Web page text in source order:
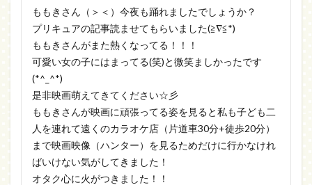
ももきさん（＞＜）今夜も踊れましたでしょうか？
プリキュアの記事読ませてもらいました(≧∇≦*)
ももきさんがまた熱くなってる！！！
可愛い女の子にはまってる(笑)と微笑ましかったです
(*^_^*)
是非映画萌えてきてください☆彡
ももきさんが映画に頑張ってる姿を見ると私も子ども二
人を連れて遠くのカラオケ店（片道車30分+徒歩20分）
まで映画映像（ハンター）を見るためだけに行かなけれ
ばいけない気がしてきました！
オタク心に火がつきました！！